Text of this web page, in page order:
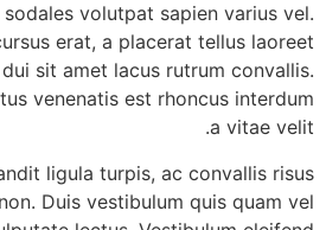
volutpat sapien varius vel.
erat, a placerat tellus laoreet
sit amet lacus rutrum convallis.
venenatis est rhoncus interdum
a vitae velit.
ligula turpis, ac convallis risus
Duis vestibulum quis quam vel